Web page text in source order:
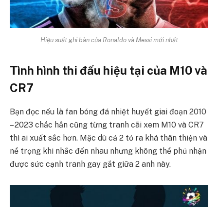
Hiệu suất ghi bàn của Ronaldo và Messi mới nhất
Tình hình thi đấu hiệu tại của M10 và
CR7
Bạn đọc nếu là fan bóng đá nhiệt huyết giai đoạn 2010
– 2023 chắc hẳn cũng từng tranh cãi xem M10 và CR7
thì ai xuất sắc hơn. Mặc dù cả 2 tỏ ra khá thân thiện và
nể trọng khi nhắc đến nhau nhưng không thể phủ nhận
được sức cạnh tranh gay gắt giữa 2 anh này.